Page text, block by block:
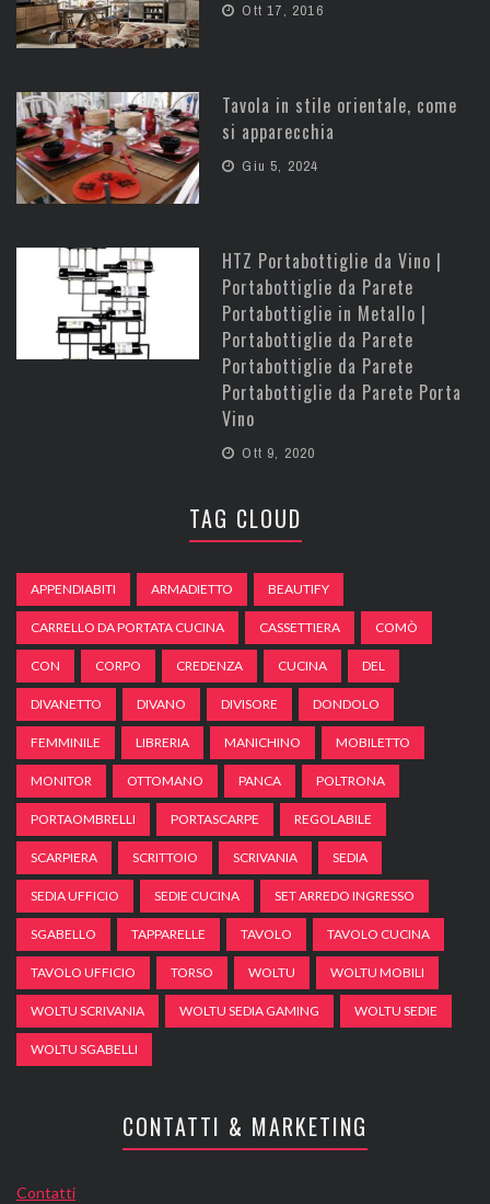
Ott 17, 2016
Tavola in stile orientale, come
si apparecchia
Giu 5, 2024
HTZ Portabottiglie da Vino |
Portabottiglie da Parete
Portabottiglie in Metallo |
Portabottiglie da Parete
Portabottiglie da Parete
Portabottiglie da Parete Porta
Vino
Ott 9, 2020
TAG CLOUD
APPENDIABITI ARMADIETTO BEAUTIFY
CARRELLO DA PORTATA CUCINA CASSETTIERA COMÒ
CON CORPO CREDENZA CUCINA DEL
DIVANETTO DIVANO DIVISORE DONDOLO
FEMMINILE LIBRERIA MANICHINO MOBILETTO
MONITOR OTTOMANO PANCA POLTRONA
PORTAOMBRELLI PORTASCARPE REGOLABILE
SCARPIERA SCRITTOIO SCRIVANIA SEDIA
SEDIA UFFICIO SEDIE CUCINA SET ARREDO INGRESSO
SGABELLO TAPPARELLE TAVOLO TAVOLO CUCINA
TAVOLO UFFICIO TORSO WOLTU WOLTU MOBILI
WOLTU SCRIVANIA WOLTU SEDIA GAMING WOLTU SEDIE
WOLTU SGABELLI
CONTATTI & MARKETING
Contatti